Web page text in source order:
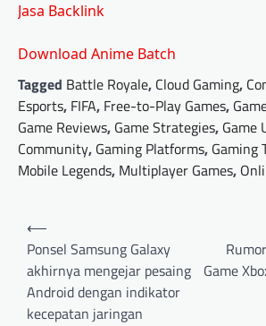
Jasa Backlink
Download Anime Batch
Tagged Battle Royale, Cloud Gaming,
Esports, FIFA, Free-to-Play Games,
Game Reviews, Game Strategies, Game
Community, Gaming Platforms, Gaming
Mobile Legends, Multiplayer Games,
Post
navigation
⟵
Ponsel Samsung Galaxy
akhirnya mengejar pesaing
Android dengan indikator
kecepatan jaringan
Game